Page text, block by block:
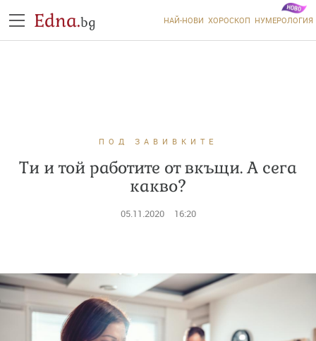
Edna.bg НАЙ-НОВИ ХОРОСКОП НУМЕРОЛОГИЯ
ПОД ЗАВИВКИТЕ
Ти и той работите от вкъщи. А сега
какво?
05.11.2020 16:20